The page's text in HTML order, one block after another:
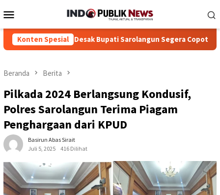
ke
Mobile
Konten Spesial
RI Desak Bupati Sarolangun Segera Copot Mulyadi
Beranda Berita
Pilkada 2024 Berlangsung Kondusif,
Polres Sarolangun Terima Piagam
Penghargaan dari KPUD
Basirun Abas Sirait
Juli 5, 2025
416 Dilihat